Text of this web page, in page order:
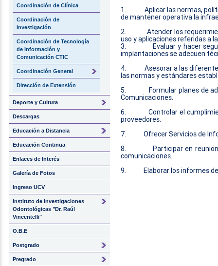
Coordinación de Clínica
Coordinación de
Investigación
Coordinación de Tecnología
de Información y
Comunicación CTIC
Coordinación General
Dirección de Extensión
Deporte y Cultura
Descargas
Educación a Distancia
Educación Continua
Enlaces de Interés
Galería de Fotos
Ingreso UCV
Instituto de Investigaciones
Odontológicas "Dr. Raúl
Vincentelli"
O.B.E
Postgrado
Pregrado
1. Aplicar las normas,
de mantener operativa la
2.Atender los
uso y aplicaciones referidas a
3. Evaluar y hacer
implantaciones se adecuen
4. Asesorar a las
las normas y estándares
5. Formular planes de
Comunicaciones.
6.Controlar el
proveedores.
7. Ofrecer Servicios de
8. Participar en
comunicaciones.
9. Elaborar los informes